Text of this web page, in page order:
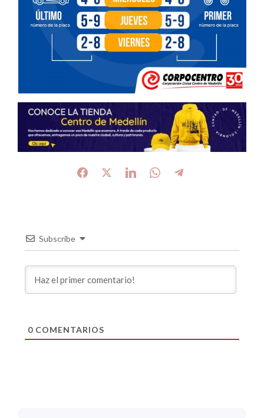
Subscribe
0COMENTARIOS